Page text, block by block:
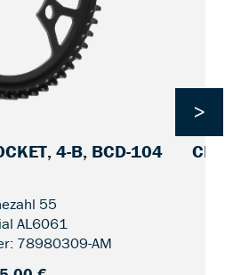
4-B, BCD-104
55
AL6061
78980309-AM
CDX
>